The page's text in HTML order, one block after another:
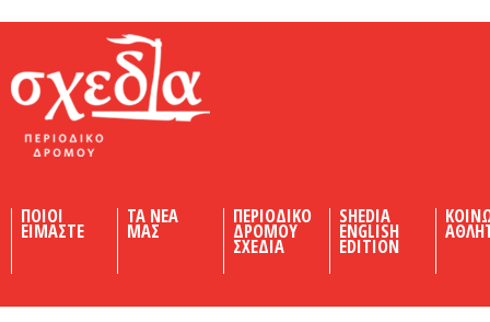
ΠΟΙΟΙ
ΕΙΜΑΣΤΕ
ΤΑ ΝΕΑ
ΜΑΣ
ΠΕΡΙΟΔΙΚΟ
ΔΡΟΜΟΥ
ΣΧΕΔΙΑ
SHEDIA
ENGLISH
EDITION